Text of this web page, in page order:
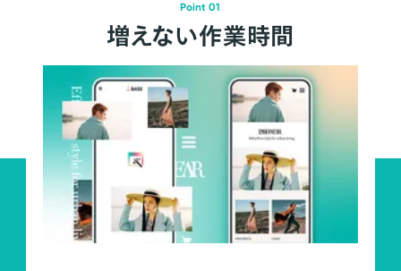
Point 01
増えない作業時間